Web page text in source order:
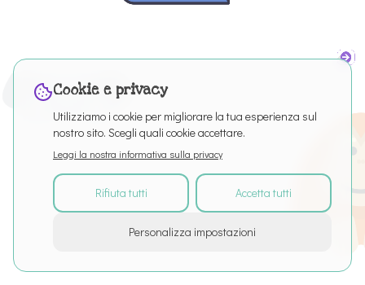
2026
Tutti i diritti riservati
Informazioni sul servizioArticlesPuro EditorPrivacy
Cookie e privacy
Utilizziamo i cookie per migliorare la tua esperienza sul
nostro sito. Scegli quali cookie accettare.
Leggi la nostra informativa sulla privacy
Rifiuta tutti Accetta tutti
Personalizza impostazioni